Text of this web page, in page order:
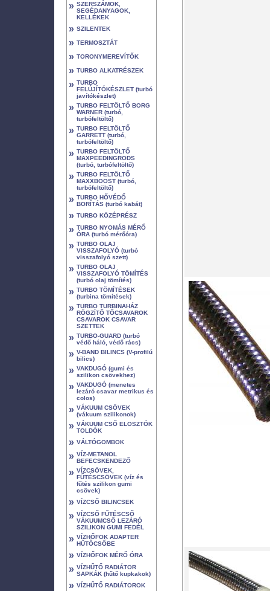
» SZERSZÁMOK,
SEGÉDANYAGOK,
KELLÉKEK
» SZILENTEK
» TERMOSZTÁT
» TORONYMEREVÍTŐK
» TURBO ALKATRÉSZEK
» TURBO
FELÚJÍTÓKÉSZLET (turbó
javítókészlet)
» TURBO FELTÖLTŐ BORG
WARNER (turbó,
turbófeltöltő)
» TURBO FELTÖLTŐ
GARRETT (turbó,
turbófeltöltő)
» TURBO FELTÖLTŐ
MAXPEEDINGRODS
(turbó, turbófeltöltő)
» TURBO FELTÖLTŐ
MAXXBOOST (turbó,
turbófeltöltő)
» TURBO HŐVÉDŐ
BORÍTÁS (turbó kabát)
» TURBO KÖZÉPRÉSZ
» TURBO NYOMÁS MÉRŐ
ÓRA (turbó mérőóra)
» TURBO OLAJ
VISSZAFOLYÓ (turbó
visszafolyó szett)
» TURBO OLAJ
VISSZAFOLYÓ TÖMÍTÉS
(turbó olaj tömítés)
» TURBO TÖMÍTÉSEK
(turbina tömítések)
» TURBO TURBINAHÁZ
RÖGZÍTŐ TŐCSAVAROK
CSAVAROK CSAVAR
SZETTEK
» TURBO-GUARD (turbó
védő háló, védő rács)
» V-BAND BILINCS (V-profilú
bilics)
» VAKDUGÓ (gumi és
szilikon csövekhez)
» VAKDUGÓ (menetes
lezáró csavar metrikus és
colos)
» VÁKUUM CSÖVEK
(vákuum szilikonok)
» VÁKUUM CSŐ ELOSZTÓK
TOLDÓK
» VÁLTÓGOMBOK
» VÍZ-METANOL
BEFECSKENDEZŐ
» VÍZCSÖVEK,
FŰTÉSCSÖVEK (víz és
fűtés szilikon gumi
csövek)
» VÍZCSŐ BILINCSEK
» VÍZCSŐ FŰTÉSCSŐ
VÁKUUMCSŐ LEZÁRÓ
SZILIKON GUMI FEDÉL
» VÍZHŐFOK ADAPTER
HŰTŐCSŐBE
» VÍZHŐFOK MÉRŐ ÓRA
» VÍZHŰTŐ RADIÁTOR
SAPKÁK (hűtő kupkakok)
» VÍZHŰTŐ RADIÁTOROK